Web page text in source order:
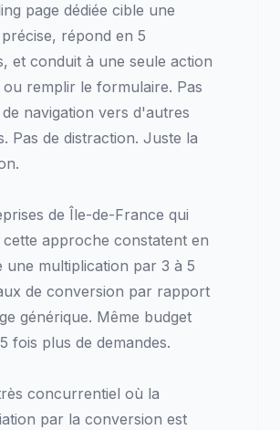
page dédiée cible une
répond en 5
et conduit à une seule action
ou remplir le formulaire. Pas
navigation vers d'autres
Pas de distraction. Juste la
de Île-de-France qui
approche constatent en
une multiplication par 3 à 5
de conversion par rapport
générique. Même budget
fois plus de demandes.
concurrentiel où la
par la conversion est